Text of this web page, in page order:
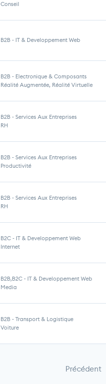
Conseil
B2B - IT & Developpement Web
B2B - Electronique & Composants
Réalité Augmentée, Réalité Virtuelle
B2B - Services Aux Entreprises
RH
B2B - Services Aux Entreprises
Productivité
B2B - Services Aux Entreprises
RH
B2C - IT & Developpement Web
Internet
B2B,B2C - IT & Developpement Web
Media
B2B - Transport & Logistique
Voiture
Précédent